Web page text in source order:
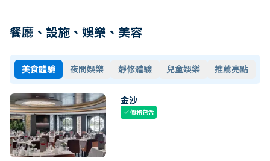
餐廳、設施、娛樂、美容
美食體驗 夜間娛樂 靜修體驗 兒童娛樂 推薦亮點
金沙
check價格包含